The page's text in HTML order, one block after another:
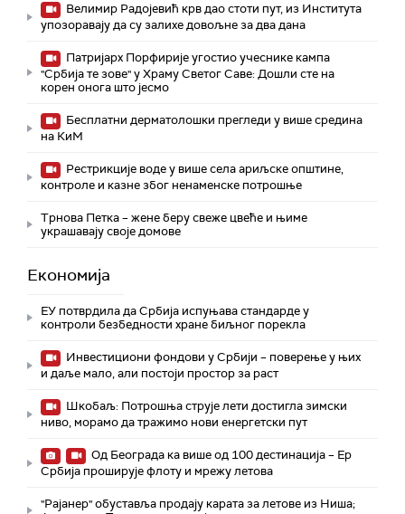
Велимир Радојевић крв дао стоти пут, из Института
упозоравају да су залихе довољне за два дана
Патријарх Порфирије угостио учеснике кампа
"Србија те зове" у Храму Светог Саве: Дошли сте на
корен онога што јесмо
Бесплатни дерматолошки прегледи у више средина
на КиМ
Рестрикције воде у више села ариљске општине,
контроле и казне због ненаменске потрошње
Трнова Петка – жене беру свеже цвеће и њиме
украшавају своје домове
Економија
ЕУ потврдила да Србија испуњава стандарде у
контроли безбедности хране биљног порекла
Инвестициони фондови у Србији – поверење у њих
и даље мало, али постоји простор за раст
Шкобаљ: Потрошња струје лети достигла зимски
ниво, морамо да тражимо нови енергетски пут
Од Београда ка више од 100 дестинација – Ер
Србија проширује флоту и мрежу летова
"Рајанер" обуставља продају карата за летове из Ниша;